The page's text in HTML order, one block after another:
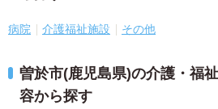
病院 介護福祉施設 その他
曽於市(鹿児島県)の介護・福
容から探す